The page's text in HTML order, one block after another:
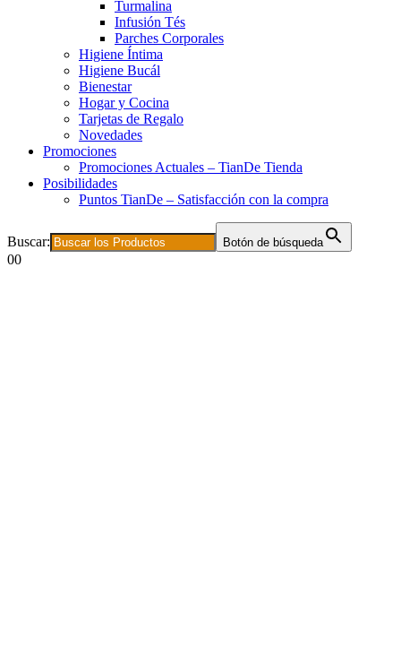
Turmalina
Infusión Tés
Parches Corporales
Higiene Íntima
Higiene Bucál
Bienestar
Hogar y Cocina
Tarjetas de Regalo
Novedades
Promociones
Promociones Actuales – TianDe Tienda
Posibilidades
Puntos TianDe – Satisfacción con la compra
Buscar: Botón de búsqueda
00